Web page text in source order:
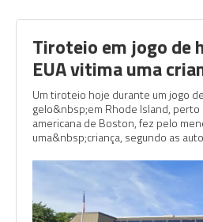
Tiroteio em jogo de
EUA vitima uma
Um tiroteio hoje durante um jogo
gelo&nbsp;em Rhode Island,
americana de Boston, fez pelo
uma&nbsp;criança, segundo as